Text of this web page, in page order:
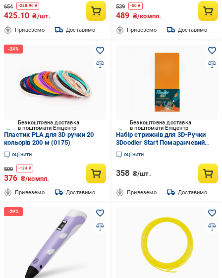
654 -228.90 ₴
425.10 ₴/шт.
Привеземо Доставимо
539 -50 ₴
489 ₴/компл.
Привеземо Доставимо
Безкоштовна доставка
в поштомати Епіцентр
Пластик PLA для 3D ручки 20
кольорів 200 м (0175)
оцінити
500 -124 ₴
376 ₴/компл.
Привеземо Доставимо
Безкоштовна доставка
в поштомати Епіцентр
Набір стрижнів для 3D-Ручки
3Doodler Start Помаранчевий
(3DS-ECO06-ORANGE-24-ks)
оцінити
358 ₴/шт.
Привеземо Доставимо